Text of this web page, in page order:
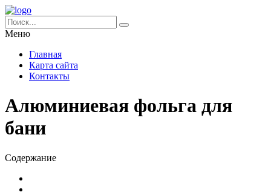
Меню
Главная
Карта сайта
Контакты
Алюминиевая фольга для
бани
Содержание